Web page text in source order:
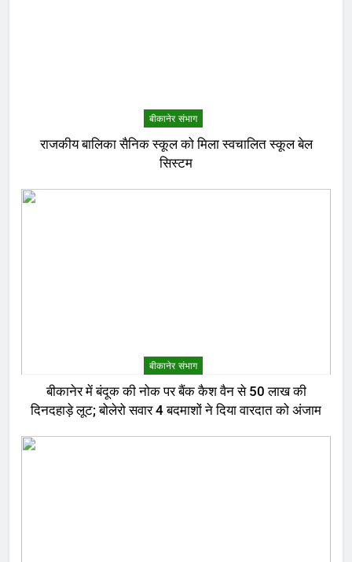
बीकानेर संभाग
राजकीय बालिका सैनिक स्कूल को मिला स्वचालित स्कूल बेल
सिस्टम
बीकानेर संभाग
बीकानेर में बंदूक की नोक पर बैंक कैश वैन से 50 लाख की
दिनदहाड़े लूट; बोलेरो सवार 4 बदमाशों ने दिया वारदात को अंजाम